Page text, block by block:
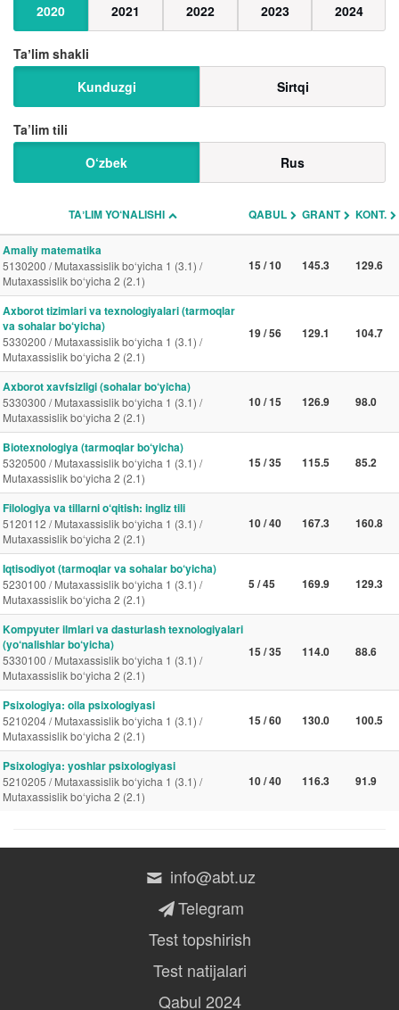
2020
2021 2022 2023 2024
Taʼlim shakli
Kunduzgi
Sirtqi
Ta’lim tili
O‘zbek
Rus
TAʼLIM YO‘NALISHI QABUL GRANT KONT.
Amaliy matematika
5130200 / Mutaxassislik bo‘yicha 1 (3.1) /
Mutaxassislik bo‘yicha 2 (2.1)
15 / 10 145.3 129.6
Axborot tizimlari va texnologiyalari (tarmoqlar
va sohalar bo‘yicha)
5330200 / Mutaxassislik bo‘yicha 1 (3.1) /
Mutaxassislik bo‘yicha 2 (2.1)
19 / 56 129.1 104.7
Axborot xavfsizligi (sohalar bo‘yicha)
5330300 / Mutaxassislik bo‘yicha 1 (3.1) /
Mutaxassislik bo‘yicha 2 (2.1)
10 / 15 126.9 98.0
Biotexnologiya (tarmoqlar bo‘yicha)
5320500 / Mutaxassislik bo‘yicha 1 (3.1) /
Mutaxassislik bo‘yicha 2 (2.1)
15 / 35 115.5 85.2
Filologiya va tillarni o‘qitish: ingliz tili
5120112 / Mutaxassislik bo‘yicha 1 (3.1) /
Mutaxassislik bo‘yicha 2 (2.1)
10 / 40 167.3 160.8
Iqtisodiyot (tarmoqlar va sohalar bo‘yicha)
5230100 / Mutaxassislik bo‘yicha 1 (3.1) /
Mutaxassislik bo‘yicha 2 (2.1)
5 / 45 169.9 129.3
Kompyuter ilmlari va dasturlash texnologiyalari
(yo‘nalishlar bo‘yicha)
5330100 / Mutaxassislik bo‘yicha 1 (3.1) /
Mutaxassislik bo‘yicha 2 (2.1)
15 / 35 114.0 88.6
Psixologiya: oila psixologiyasi
5210204 / Mutaxassislik bo‘yicha 1 (3.1) /
Mutaxassislik bo‘yicha 2 (2.1)
15 / 60 130.0 100.5
Psixologiya: yoshlar psixologiyasi
5210205 / Mutaxassislik bo‘yicha 1 (3.1) /
Mutaxassislik bo‘yicha 2 (2.1)
10 / 40 116.3 91.9
info@abt.uz
Telegram
Test topshirish
Test natijalari
Qabul 2024